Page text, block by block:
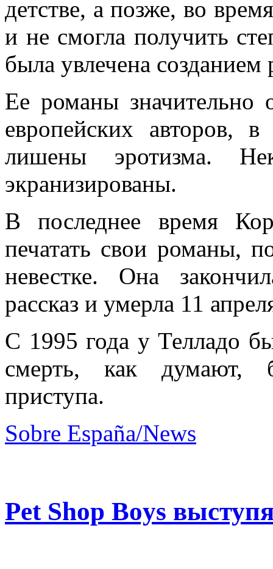
детстве, а позже, во
и не смогла получить
была увлечена созданием
Ее романы значительно
европейских авторов,
лишены эротизма.
экранизированы.
В последнее время
печатать свои романы,
невестке. Она
рассказ и умерла 11
С 1995 года у Телладо
смерть, как думают,
приступа.
Sobre España/News
Pet Shop Boys